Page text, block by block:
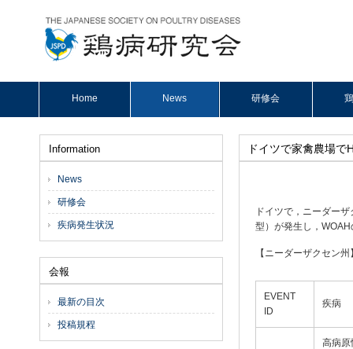
Home News 研修会
ドイツで家禽農場で
ドイツで，ニーダー
型）が発生し，
【ニーダーザクセン
EVENT
ID
疾病
高病原
Information
News
研修会
疾病発生状況
会報
最新の目次
投稿規程